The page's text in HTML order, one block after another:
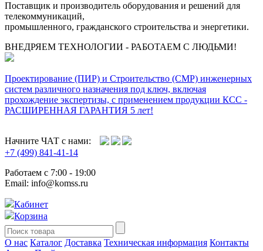
Поставщик и производитель оборудования и решений для
телекоммуникаций,
промышленного, гражданского строительства и энергетики.
ВНЕДРЯЕМ ТЕХНОЛОГИИ - РАБОТАЕМ С ЛЮДЬМИ!
Проектирование (ПИР) и Cтроительство (СМР) инженерных
систем различного назначения под ключ, включая
прохождение экспертизы, с применением продукции КСС -
РАСШИРЕННАЯ ГАРАНТИЯ 5 лет!
Начните ЧАТ с нами:
+7 (499) 841-41-14
Работаем с 7:00 - 19:00
Email: info@komss.ru
Кабинет
Корзина
О нас Каталог Доставка Техническая информация Контакты